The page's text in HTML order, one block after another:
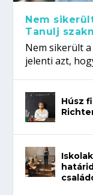
Nem
Tanulj
Nem sikerült
jelenti azt,
Húsz